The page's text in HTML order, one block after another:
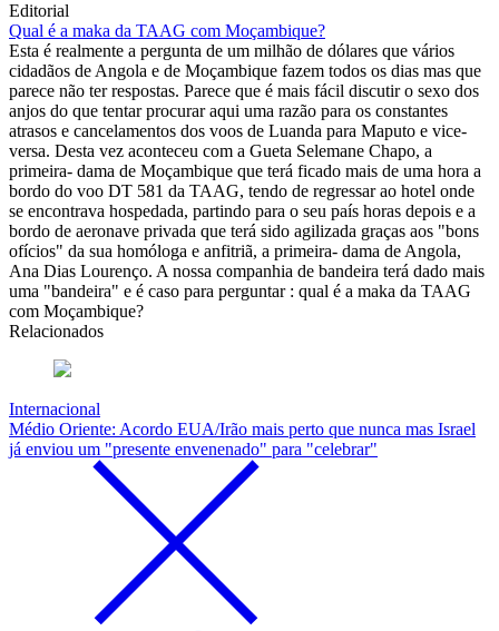
Editorial
Qual é a maka da TAAG com Moçambique?
Esta é realmente a pergunta de um milhão de dólares que vários
cidadãos de Angola e de Moçambique fazem todos os dias mas que
parece não ter respostas. Parece que é mais fácil discutir o sexo dos
anjos do que tentar procurar aqui uma razão para os constantes
atrasos e cancelamentos dos voos de Luanda para Maputo e vice-
versa. Desta vez aconteceu com a Gueta Selemane Chapo, a
primeira- dama de Moçambique que terá ficado mais de uma hora a
bordo do voo DT 581 da TAAG, tendo de regressar ao hotel onde
se encontrava hospedada, partindo para o seu país horas depois e a
bordo de aeronave privada que terá sido agilizada graças aos "bons
ofícios" da sua homóloga e anfitriã, a primeira- dama de Angola,
Ana Dias Lourenço. A nossa companhia de bandeira terá dado mais
uma "bandeira" e é caso para perguntar : qual é a maka da TAAG
com Moçambique?
Relacionados
Internacional
Médio Oriente: Acordo EUA/Irão mais perto que nunca mas Israel
já enviou um "presente envenenado" para "celebrar"